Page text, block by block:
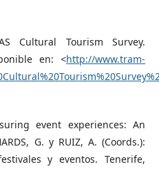
Cultural Tourism Survey.
en: <http://www.tram-
event experiences: An
G. y RUIZ, A. (Coords.):
y eventos. Tenerife,